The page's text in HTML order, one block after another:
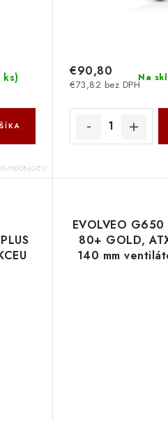
ks)
HD0B-JGEU
Na
€73,82 bez DPH
€90,80
EVOLVEO
80+ GOLD,
140 mm